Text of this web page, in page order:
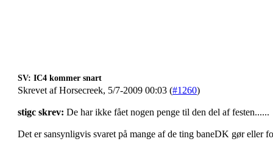
SV: IC4 kommer snart
Skrevet af Horsecreek, 5/7-2009 00:03 (#1260)
stigc skrev: De har ikke fået nogen penge til den del af festen......
Det er sansynligvis svaret på mange af de ting baneDK gør eller